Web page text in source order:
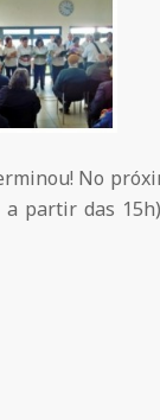
No
partir das